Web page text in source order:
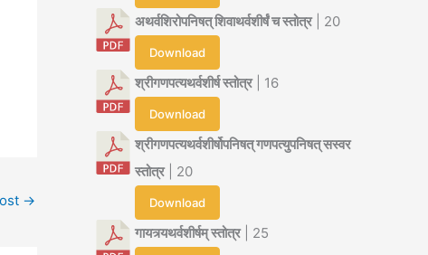
→
अथर्वशिरोपनिषत् शिवाथर्वशीर्षं च स्तोत्र| 20
Download
श्रीगणपत्यथर्वशीर्ष स्तोत्र| 16
Download
श्रीगणपत्यथर्वशीर्षोपनिषत् गणपत्युपनिषत् सस्वर
स्तोत्र| 20
Download
गायत्र्यथर्वशीर्षम् स्तोत्र| 25